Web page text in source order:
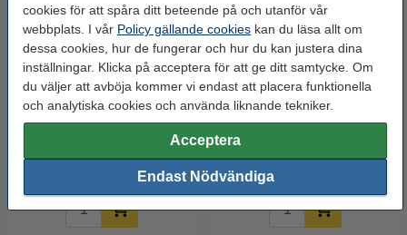
cookies för att spåra ditt beteende på och utanför vår
webbplats. I vår Policy gällande cookies kan du läsa allt om
dessa cookies, hur de fungerar och hur du kan justera dina
inställningar. Klicka på acceptera för att ge ditt samtycke. Om
du väljer att avböja kommer vi endast att placera funktionella
och analytiska cookies och använda liknande tekniker.
Acceptera
Endast Nödvändiga
3DLAC självhäftande spray |
400ml
95 kr Inkl. 25% Moms
123-3D 3D-penna PRO med
LCD-display | Svart
385 kr Inkl. 25% Moms